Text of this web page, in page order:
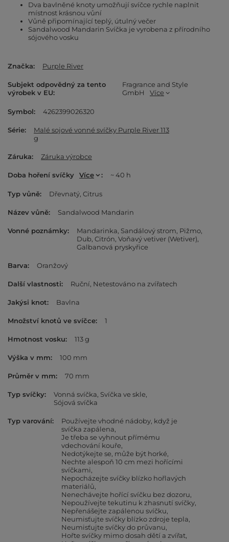
Dva bavlněné knoty umožňují svíčce rychle naplnit
místnost krásnou vůní
Vůně připomínající teplý, útulný večer
Sandalwood Mandarin Svíčka je vyrobena z přírodního
sójového vosku
Značka Purple River
Subjekt odpovědný za tento
výrobek v EU
Fragrance and Style
GmbH
Více
Symbol 4262399026320
Série
Malé sojové vonné svíčky Purple River 113
g
Záruka Záruka výrobce
Doba hoření svíčky Více ~ 40 h
Typ vůně Dřevnatý Citrus
Název vůně Sandalwood Mandarin
Vonné poznámky Mandarinka Sandálový strom Pižmo
Dub Citrón Voňavý vetiver (Wetiver)
Galbanová pryskyřice
Barva Oranžový
Další vlastnosti Ruční Netestováno na zvířatech
Jakýsi knot Bavlna
Množství knotů ve svíčce 1
Hmotnost vosku 113 g
Výška v mm 100 mm
Průměr v mm 70 mm
Typ svíčky Vonná svíčka Svíčka ve skle
Sójová svíčka
Typ varování
Používejte vhodné nádoby, když je
svíčka zapálena
Je třeba se vyhnout přímému
vdechování kouře
Nedotýkejte se, může být horké
Nechte alespoň 10 cm mezi hořícími
svíčkami
Nepocházejte svíčky blízko hořlavých
materiálů
Nenechávejte hořící svíčku bez dozoru
Nepoužívejte tekutinu k zhasnutí svíčky
Nepřenášejte zapálenou svíčku
Neumisťujte svíčky blízko zdroje tepla
Neumisťujte svíčky do průvanu
Hořte svíčky mimo dosah dětí a zvířat